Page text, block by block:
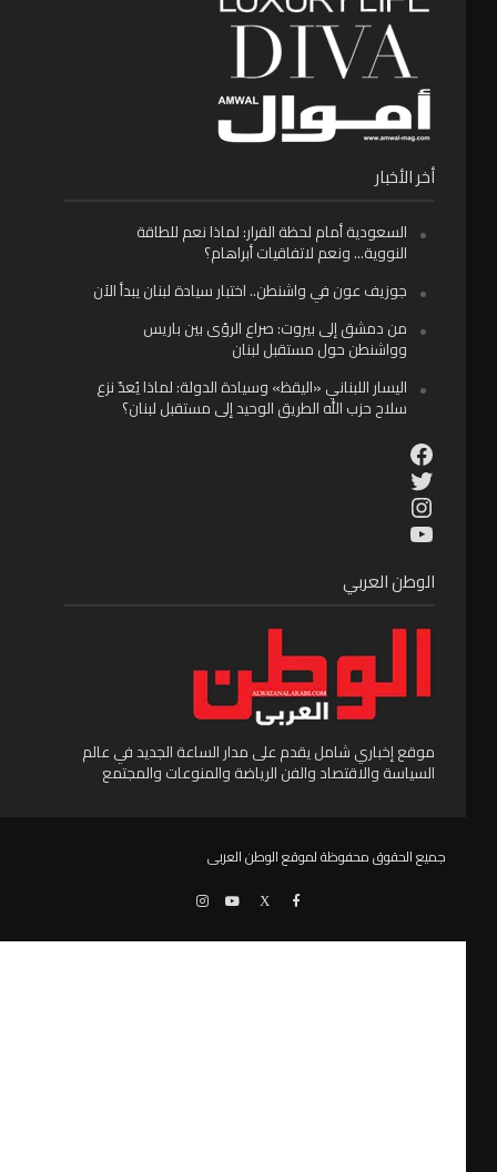
أخر الأخبار
السعودية أمام لحظة القرار: لماذا نعم للطاقة
النووية… ونعم لاتفاقيات أبراهام؟
جوزيف عون في واشنطن.. اختبار سيادة لبنان يبدأ الآن
من دمشق إلى بيروت: صراع الرؤى بين باريس
وواشنطن حول مستقبل لبنان
اليسار اللبناني «اليقظ» وسيادة الدولة: لماذا يُعدّ نزع
سلاح حزب الله الطريق الوحيد إلى مستقبل لبنان؟
Facebook
Twitter
Instagram
YouTube
الوطن العربي
موقع إخباري شامل يقدم على مدار الساعة الجديد في عالم
السياسة والاقتصاد والفن الرياضة والمنوعات والمجتمع
جميع الحقوق محفوظة لموقع الوطن العربى